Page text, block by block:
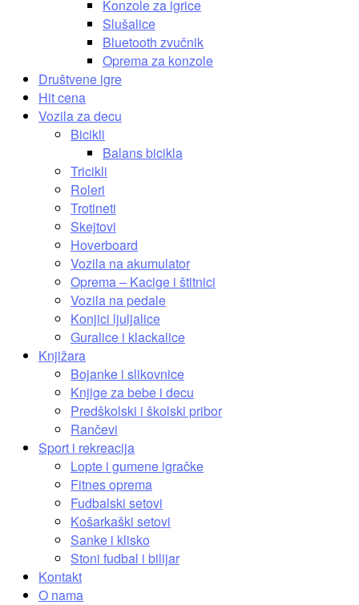
Konzole za igrice
Slušalice
Bluetooth zvučnik
Oprema za konzole
Društvene igre
Hit cena
Vozila za decu
Bicikli
Balans bicikla
Tricikli
Roleri
Trotineti
Skejtovi
Hoverboard
Vozila na akumulator
Oprema – Kacige i štitnici
Vozila na pedale
Konjici ljuljalice
Guralice i klackalice
Knjižara
Bojanke i slikovnice
Knjige za bebe i decu
Predškolski i školski pribor
Rančevi
Sport i rekreacija
Lopte i gumene igračke
Fitnes oprema
Fudbalski setovi
Košarkaški setovi
Sanke i klisko
Stoni fudbal i bilijar
Kontakt
O nama